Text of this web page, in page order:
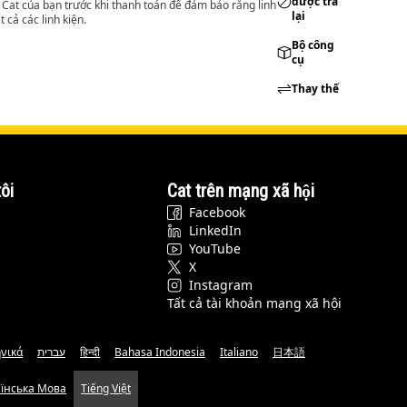
của bạn trước khi thanh toán để đảm bảo rằng linh
cả các linh kiện.
lại
Bộ công
cụ
Thay thế
Cat trên mạng xã hội
Facebook
LinkedIn
YouTube
X
Instagram
Tất cả tài khoản mạng xã hội
עברית हिन्दी Bahasa Indonesia Italiano 日本語
Мова Tiếng Việt